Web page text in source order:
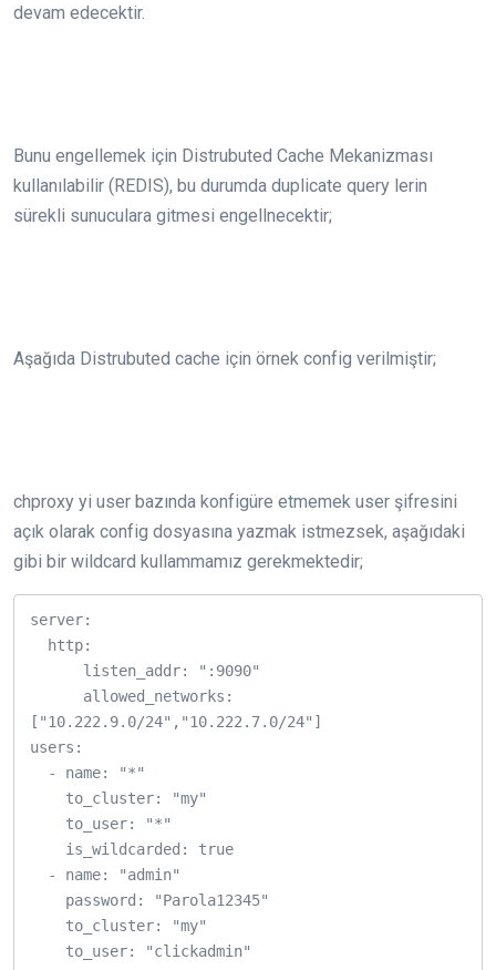
devam edecektir.
Bunu engellemek için Distrubuted Cache Mekanizması
kullanılabilir (REDIS), bu durumda duplicate query lerin
sürekli sunuculara gitmesi engellnecektir;
Aşağıda Distrubuted cache için örnek config verilmiştir;
chproxy yi user bazında konfigüre etmemek user şifresini
açık olarak config dosyasına yazmak istmezsek, aşağıdaki
gibi bir wildcard kullammamız gerekmektedir;
server:
["10.222.9.0/24","10.222.7.0/24"]
users: